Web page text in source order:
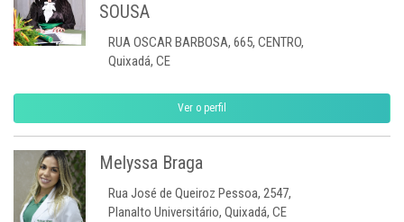
SOUSA
RUA OSCAR BARBOSA, 665, CENTRO,
Quixadá, CE
Ver o perfil
Melyssa Braga
Rua José de Queiroz Pessoa, 2547,
Planalto Universitário, Quixadá, CE